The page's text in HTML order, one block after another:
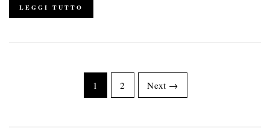
LEGGI TUTTO
1 2 Next →